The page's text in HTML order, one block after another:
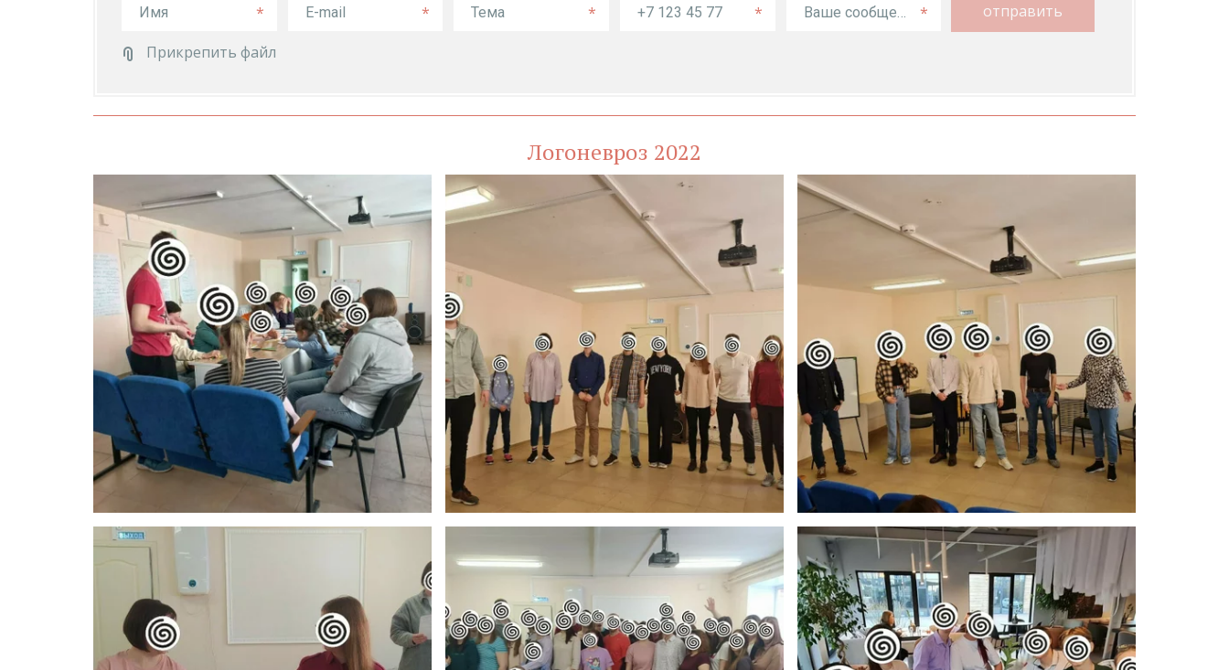
* * * * * отправить
Прикрепить файл
Логоневроз 2022